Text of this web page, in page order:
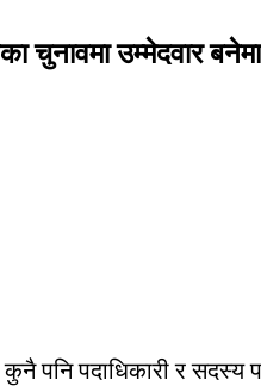
चुनावमा उम्मेदवार
पदाधिकारी र सदस्य